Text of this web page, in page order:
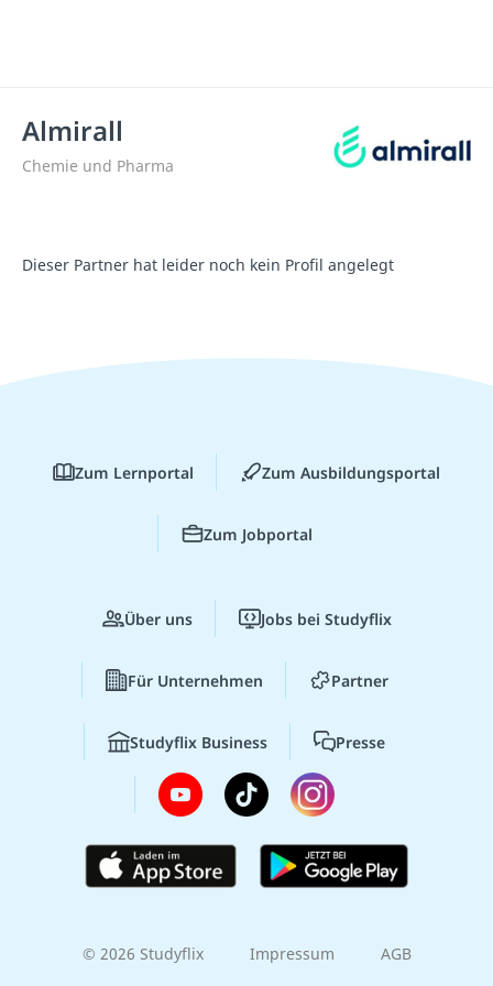
Almirall
Chemie und Pharma
Dieser Partner hat leider noch kein Profil angelegt
Zum Lernportal Zum Ausbildungsportal
Zum Jobportal
Über uns Jobs bei Studyflix
Für Unternehmen Partner
Studyflix Business Presse
© 2026 Studyflix Impressum AGB